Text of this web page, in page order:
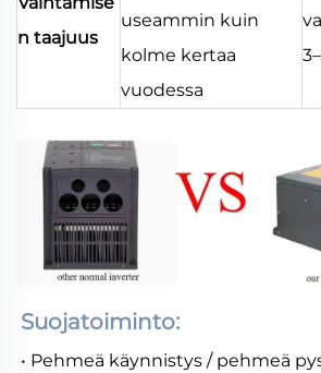
n taajuus
useammin kuin
kolme kertaa
vuodessa
Suojatoiminto:
• Pehmeä käynnistys / pehmeä